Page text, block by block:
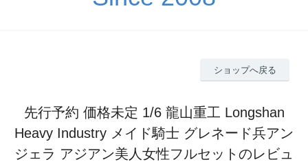
ショップへ戻る
先行予約 価格未定 1/6 龍山重工 Longshan
Heavy Industry メイド騎士 グレネード兵アン
ジェラ アジアン美人女性フルセットのレビュ